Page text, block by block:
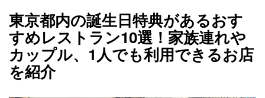
東京都内の誕生日特典があるおす
すめレストラン10選！家族連れや
カップル、1人でも利用できるお店
を紹介